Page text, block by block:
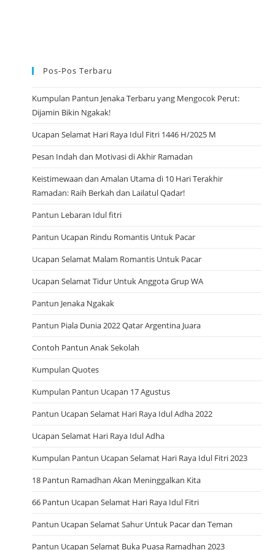
Pos-Pos Terbaru
Kumpulan Pantun Jenaka Terbaru yang Mengocok Perut:
Dijamin Bikin Ngakak!
Ucapan Selamat Hari Raya Idul Fitri 1446 H/2025 M
Pesan Indah dan Motivasi di Akhir Ramadan
Keistimewaan dan Amalan Utama di 10 Hari Terakhir
Ramadan: Raih Berkah dan Lailatul Qadar!
Pantun Lebaran Idul fitri
Pantun Ucapan Rindu Romantis Untuk Pacar
Ucapan Selamat Malam Romantis Untuk Pacar
Ucapan Selamat Tidur Untuk Anggota Grup WA
Pantun Jenaka Ngakak
Pantun Piala Dunia 2022 Qatar Argentina Juara
Contoh Pantun Anak Sekolah
Kumpulan Quotes
Kumpulan Pantun Ucapan 17 Agustus
Pantun Ucapan Selamat Hari Raya Idul Adha 2022
Ucapan Selamat Hari Raya Idul Adha
Kumpulan Pantun Ucapan Selamat Hari Raya Idul Fitri 2023
18 Pantun Ramadhan Akan Meninggalkan Kita
66 Pantun Ucapan Selamat Hari Raya Idul Fitri
Pantun Ucapan Selamat Sahur Untuk Pacar dan Teman
Pantun Ucapan Selamat Buka Puasa Ramadhan 2023